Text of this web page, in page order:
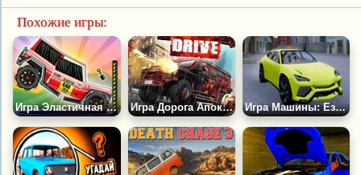
Похожие игры:
Игра Эластичная Машина 2 Игра Дорога Апокалипсиса Игра Машины: Езда по Городу Берлин